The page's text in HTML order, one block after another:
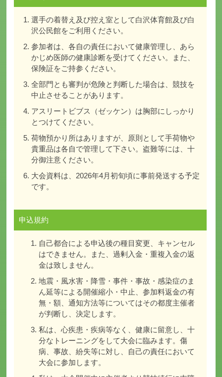
選手の着替え及び控え室として白沢体育館及び白
沢公民館をご利用ください。
参加者は、各自の責任において健康管理し、あら
かじめ医師の健康診断を受けてください。また、
保険証をご持参ください。
全部門とも審判が危険と判断した場合は、競技を
中止させることがあります。
アスリートビブス（ゼッケン）は胸部にしっかり
とつけてください。
荷物預かり所はありますが、原則として手荷物や
貴重品は各自で管理して下さい。盗難等には、十
分御注意ください。
大会資料は、2026年4月初旬頃に事前発送する予定
です。
申込規約
自己都合による申込後の種目変更、キャンセル
はできません。また、過剰入金・重複入金の返
金は致しません。
地震・風水害・降雪・事件・事故・感染症のま
ん延等による開催縮小・中止、参加料返金の有
無・額、通知方法等についてはその都度主催者
が判断し、決定します。
私は、心疾患・疾病等なく、健康に留意し、十
分なトレーニングをして大会に臨みます。傷
病、事故、紛失等に対し、自己の責任において
大会に参加します。